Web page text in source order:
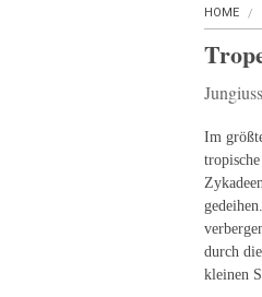
HOME
Im
durch
kleinen